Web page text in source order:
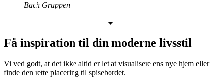
Bach Gruppen
Få inspiration til din moderne livsstil
Vi ved godt, at det ikke altid er let at visualisere ens nye hjem eller
finde den rette placering til spisebordet.